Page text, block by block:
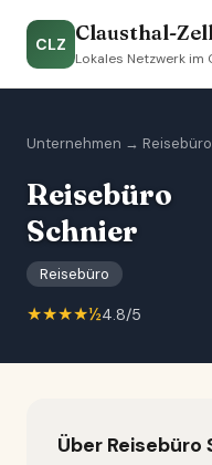
CLZ Clausthal-
Lokales Netzwerk im
Unternehmen → Reisebüro
Reisebüro
Schnier
Reisebüro
★★★★½4.8/5
Über Reisebüro